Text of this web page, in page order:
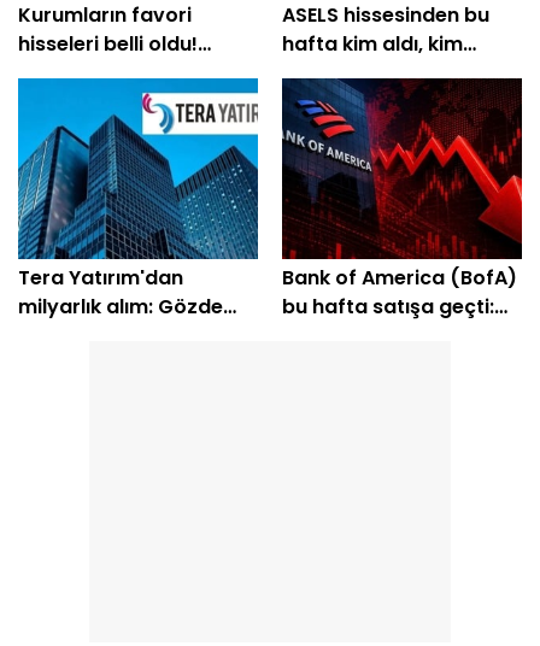
Kurumların favori
hisseleri belli oldu!
Yüzde 200'e yakın getiri
ASELS hissesinden bu
hafta kim aldı, kim
sattı?
Tera Yatırım'dan
milyarlık alım: Gözde
Bank of America (BofA)
bu hafta satışa geçti: